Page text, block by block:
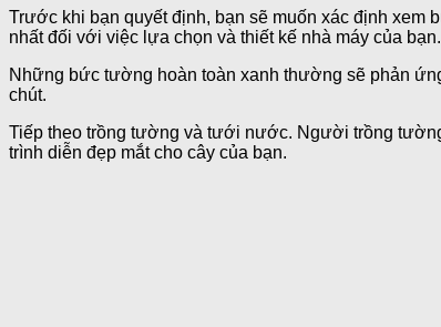
Trước khi bạn quyết định, bạn sẽ muốn xác định xem
nhất đối với việc lựa chọn và thiết kế nhà máy của bạn.
Những bức tường hoàn toàn xanh thường sẽ phản
chút.
Tiếp theo trồng tường và tưới nước. Người trồng
trình diễn đẹp mắt cho cây của bạn.